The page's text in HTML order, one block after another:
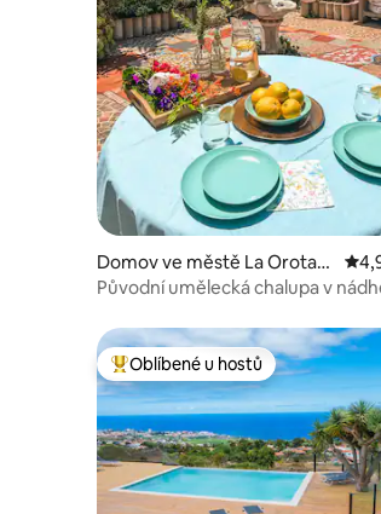
Domov ve městě La Orotav
a
Původní umělecká chalupa v
Nejlepší v kategorii Oblíbené u
Oblíbené u hostů